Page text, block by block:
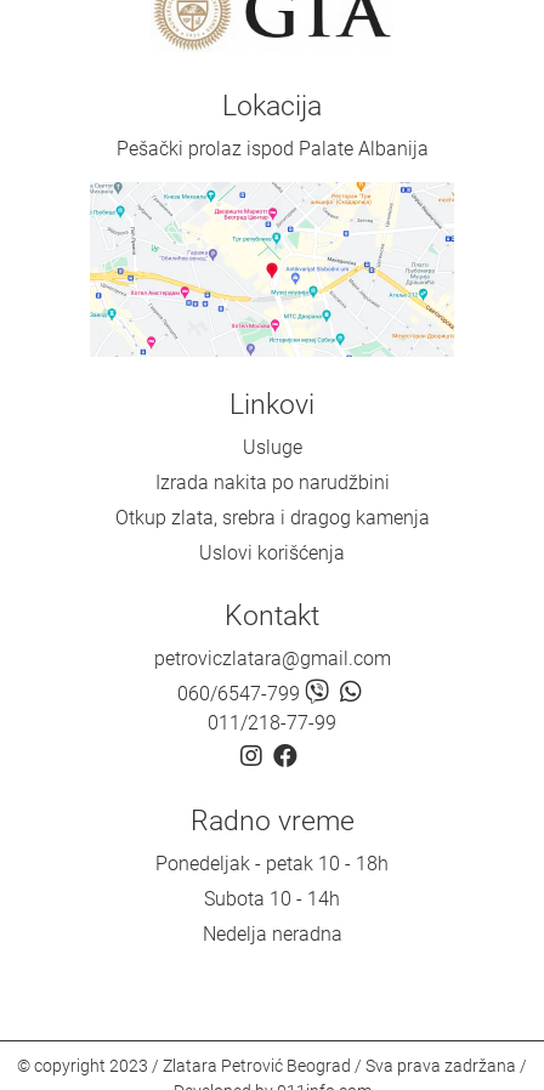
Lokacija
Pešački prolaz ispod Palate Albanija
Linkovi
Usluge
Izrada nakita po narudžbini
Otkup zlata, srebra i dragog kamenja
Uslovi korišćenja
Kontakt
petroviczlatara@gmail.com
060/6547-799
011/218-77-99
Radno vreme
Ponedeljak - petak 10 - 18h
Subota 10 - 14h
Nedelja neradna
© copyright 2023 / Zlatara Petrović Beograd / Sva prava zadržana /